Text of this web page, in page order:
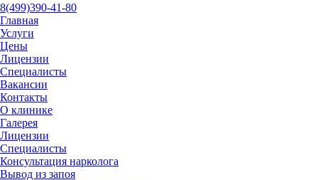
8(499)390-41-80
Главная
Услуги
Цены
Лицензии
Специалисты
Вакансии
Контакты
О клинике
Галерея
Лицензии
Специалисты
Консультация нарколога
Вывод из запоя